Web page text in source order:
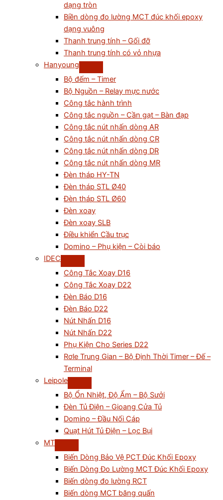
dạng tròn
Biền dòng đo lường MCT đúc khối epoxy
dạng vuông
Thanh trung tính – Gối đỡ
Thanh trung tính có vỏ nhựa
Hanyoung
Bộ đếm – Timer
Bộ Nguồn – Relay mực nước
Công tắc hành trình
Công tắc nguồn – Cần gạt – Bàn đạp
Công tắc nút nhấn dòng AR
Công tắc nút nhấn dòng CR
Công tắc nút nhấn dòng DR
Công tắc nút nhấn dòng MR
Đèn tháp HY-TN
Đèn tháp STL Ø40
Đèn tháp STL Ø60
Đèn xoay
Đèn xoay SLB
Điều khiển Cầu trục
Domino – Phụ kiện – Còi báo
IDEC
Công Tắc Xoay D16
Công Tắc Xoay D22
Đèn Báo D16
Đèn Báo D22
Nút Nhấn D16
Nút Nhấn D22
Phụ Kiện Cho Series D22
Rơle Trung Gian – Bộ Định Thời Timer – Đế –
Terminal
Leipole
Bộ Ổn Nhiệt, Độ Ẩm – Bộ Sưởi
Đèn Tủ Điện – Gioang Cửa Tủ
Domino – Đầu Nối Cáp
Quạt Hút Tủ Điện – Lọc Bụi
MT
Biến Dòng Bảo Vệ PCT Đúc Khối Epoxy
Biến Dòng Đo Lường MCT Đúc Khối Epoxy
Biến dòng đo lường RCT
Biến dòng MCT băng quấn